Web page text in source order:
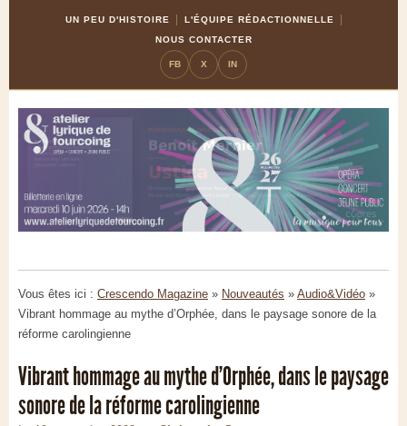
UN PEU D'HISTOIRE
L'ÉQUIPE RÉDACTIONNELLE
NOUS CONTACTER
FB X IN
Vous êtes ici : Crescendo Magazine » Nouveautés » Audio&Vidéo »
Vibrant hommage au mythe d’Orphée, dans le paysage sonore de la
réforme carolingienne
Vibrant hommage au mythe d’Orphée, dans le paysage
sonore de la réforme carolingienne